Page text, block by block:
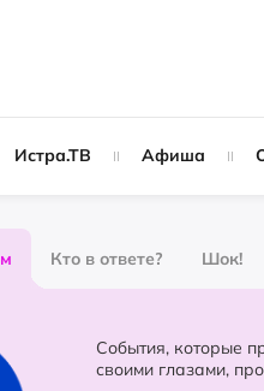
Истра.ТВ Афиша
Кто в ответе? Шок!
Народные новости
События, которые происходят
своими глазами,